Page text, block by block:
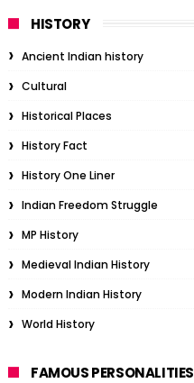
HISTORY
Ancient Indian history
Cultural
Historical Places
History Fact
History One Liner
Indian Freedom Struggle
MP History
Medieval Indian History
Modern Indian History
World History
FAMOUS PERSONALITIES